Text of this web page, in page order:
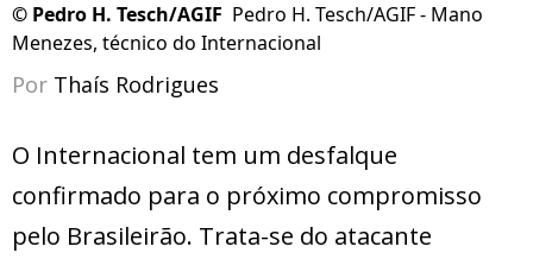
© Pedro H. Tesch/AGIF Pedro H. Tesch/AGIF - Mano
Menezes, técnico do Internacional
Por Thaís Rodrigues
O Internacional tem um desfalque
confirmado para o próximo compromisso
pelo Brasileirão. Trata-se do atacante